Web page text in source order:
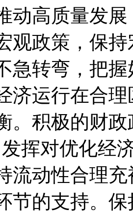
动高质量发
观政策，保
急转弯，把
济运行在合
。积极的财
挥对优化经
流动性合理
节的支持。